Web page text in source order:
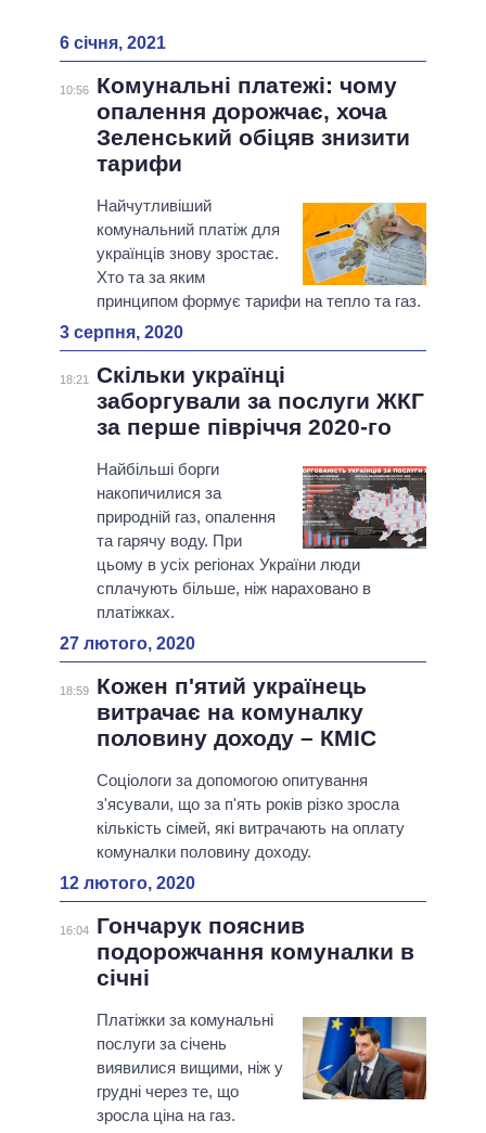
6 січня, 2021
10:56
Комунальні платежі: чому
опалення дорожчає, хоча
Зеленський обіцяв знизити
тарифи
Найчутливіший
комунальний платіж для
українців знову зростає.
Хто та за яким
принципом формує тарифи на тепло та газ.
3 серпня, 2020
18:21
Скільки українці
заборгували за послуги ЖКГ
за перше півріччя 2020-го
Найбільші борги
накопичилися за
природній газ, опалення
та гарячу воду. При
цьому в усіх регіонах України люди
сплачують більше, ніж нараховано в
платіжках.
27 лютого, 2020
18:59
Кожен п'ятий українець
витрачає на комуналку
половину доходу – КМІС
Соціологи за допомогою опитування
з'ясували, що за п'ять років різко зросла
кількість сімей, які витрачають на оплату
комуналки половину доходу.
12 лютого, 2020
16:04
Гончарук пояснив
подорожчання комуналки в
січні
Платіжки за комунальні
послуги за січень
виявилися вищими, ніж у
грудні через те, що
зросла ціна на газ.